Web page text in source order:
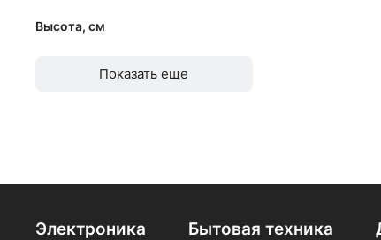
Высота, см
до
Показать еще
Электроника Бытовая техника